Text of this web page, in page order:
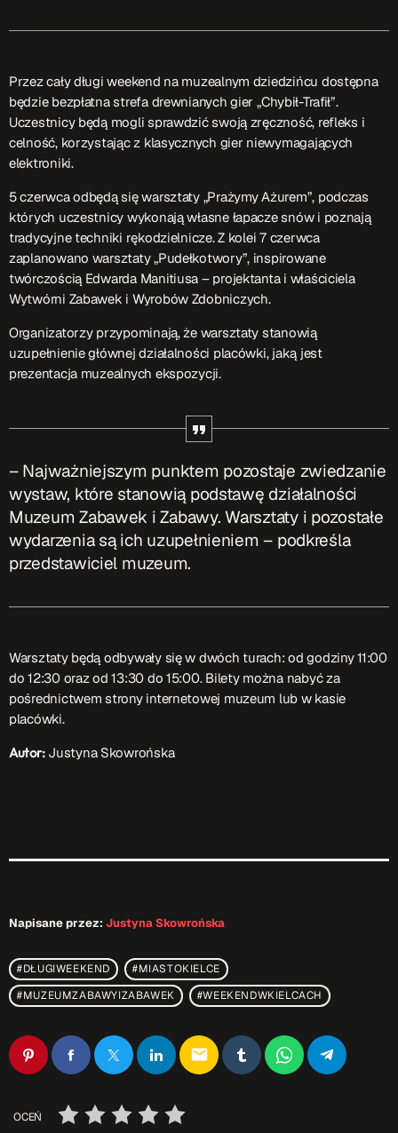
Patronat medialny Radia Fraszka– regulamin, logotypy,
itp.Czytaj więcej…
Wyszukaj
search
ON AIR
TOP CHART
Przez cały długi weekend na muzealnym dziedzińcu dostępna
będzie bezpłatna strefa drewnianych gier „Chybił-Trafił”.
Uczestnicy będą mogli sprawdzić swoją zręczność, refleks i
celność, korzystając z klasycznych gier niewymagających
elektroniki.
5 czerwca odbędą się warsztaty „Prażymy Ażurem”, podczas
których uczestnicy wykonają własne łapacze snów i poznają
tradycyjne techniki rękodzielnicze. Z kolei 7 czerwca
zaplanowano warsztaty „Pudełkotwory”, inspirowane
twórczością Edwarda Manitiusa – projektanta i właściciela
Wytwórni Zabawek i Wyrobów Zdobniczych.
Organizatorzy przypominają, że warsztaty stanowią
uzupełnienie głównej działalności placówki, jaką jest
prezentacja muzealnych ekspozycji.
– Najważniejszym punktem pozostaje zwiedzanie
wystaw, które stanowią podstawę działalności
Muzeum Zabawek i Zabawy. Warsztaty i pozostałe
wydarzenia są ich uzupełnieniem – podkreśla
przedstawiciel muzeum.
Warsztaty będą odbywały się w dwóch turach: od godziny 11:00
do 12:30 oraz od 13:30 do 15:00. Bilety można nabyć za
pośrednictwem strony internetowej muzeum lub w kasie
placówki.
Autor:Justyna Skowrońska
Napisane przez: Justyna Skowrońska
#DŁUGIWEEKEND
#MIASTOKIELCE
#MUZEUMZABAWYIZABAWEK
#WEEKENDWKIELCACH
email
OCEŃ